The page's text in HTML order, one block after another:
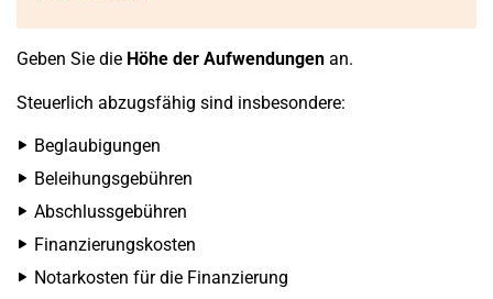
Geben Sie die Höhe der Aufwendungen an.
Steuerlich abzugsfähig sind insbesondere:
Beglaubigungen
Beleihungsgebühren
Abschlussgebühren
Finanzierungskosten
Notarkosten für die Finanzierung